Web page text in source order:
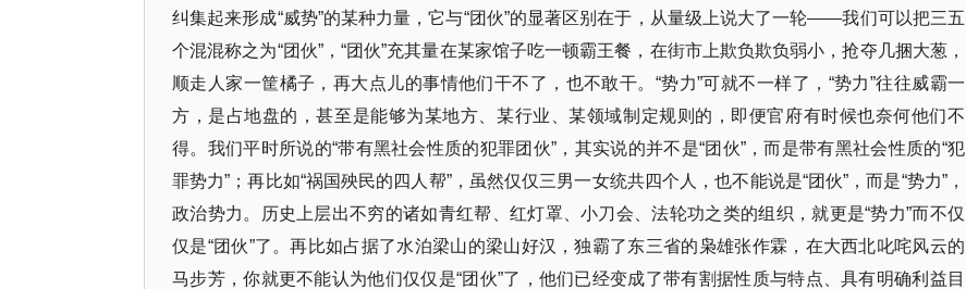
纠集起来形成“威势”的某种力量，它与“团伙”的显著区别在于，从量级上说大了一轮——我们可以把三五
个混混称之为“团伙”，“团伙”充其量在某家馆子吃一顿霸王餐，在街市上欺负欺负弱小，抢夺几捆大葱，
顺走人家一筐橘子，再大点儿的事情他们干不了，也不敢干。“势力”可就不一样了，“势力”往往威霸一
方，是占地盘的，甚至是能够为某地方、某行业、某领域制定规则的，即便官府有时候也奈何他们不
得。我们平时所说的“带有黑社会性质的犯罪团伙”，其实说的并不是“团伙”，而是带有黑社会性质的“犯
罪势力”；再比如“祸国殃民的四人帮”，虽然仅仅三男一女统共四个人，也不能说是“团伙”，而是“势力”，
政治势力。历史上层出不穷的诸如青红帮、红灯罩、小刀会、法轮功之类的组织，就更是“势力”而不仅
仅是“团伙”了。再比如占据了水泊梁山的梁山好汉，独霸了东三省的枭雄张作霖，在大西北叱咤风云的
马步芳，你就更不能认为他们仅仅是“团伙”了，他们已经变成了带有割据性质与特点、具有明确利益目